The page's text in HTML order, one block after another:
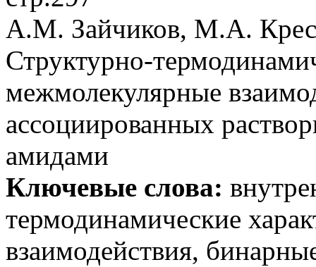
А.М. Зайчиков, М.А.
Структурно-
межмолекулярные
ассоциированных
амидами
Ключевые слова:
термодинамические
взаимодействия,